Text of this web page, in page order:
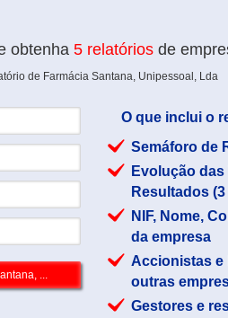
obtenha 5 relatórios de
de Farmácia Santana, Unipessoal, Lda
O que inclui o
Semáforo de
Evolução das
Resultados
NIF, Nome,
da empresa
Accionistas e
outras
Gestores e